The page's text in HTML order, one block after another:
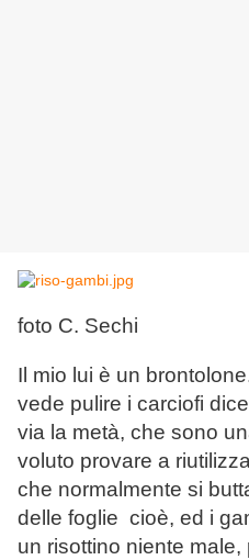
foto C. Sechi
Il mio lui è un
vede pulire i carciofi
via la metà, che sono
voluto provare a
che normalmente si
delle foglie cioè, ed i
un risottino niente male,